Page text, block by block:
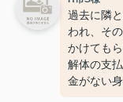
過去に隣
われ、そ
かけても
解体の支
金がない